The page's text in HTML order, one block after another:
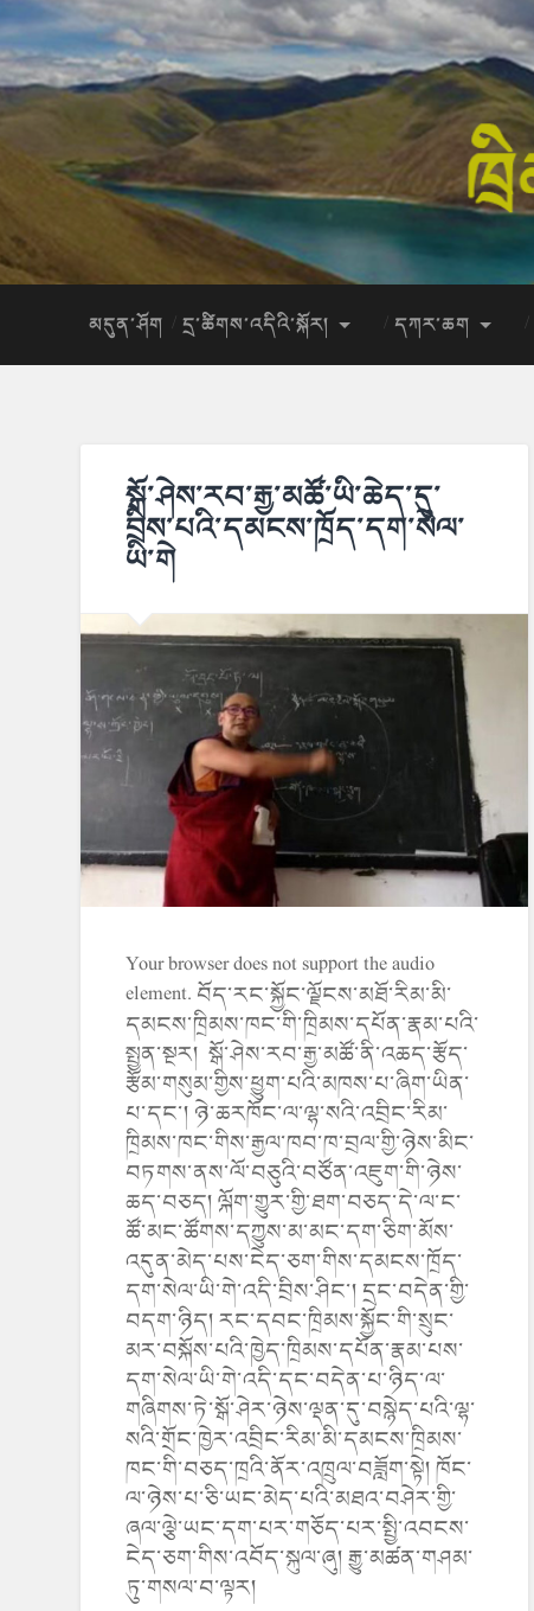
མདུན་ཤོག དྲ་ཚིགས་འདིའི་སྐོར། དཀར་ཆག
སྒོ་ཤེས་རབ་རྒྱ་མཚོ་ཡི་ཆེད་དུ་
བྲིས་པའི་དམངས་ཁྲོད་དག་སེལ་
ཡི་གེ
Your browser does not support the audio
element. བོད་རང་སྐྱོང་ལྗོངས་མཐོ་རིམ་མི་
དམངས་ཁྲིམས་ཁང་གི་ཁྲིམས་དཔོན་རྣམ་པའི་
སྤྱན་སྔར། སྒོ་ཤེས་རབ་རྒྱ་མཚོ་ནི་འཆད་རྩོད་
རྩོམ་གསུམ་གྱིས་ཕྱུག་པའི་མཁས་པ་ཞིག་ཡིན་
པ་དང་། ཉེ་ཆརཁོང་ལ་ལྷ་སའི་འབྲིང་རིམ་
ཁྲིམས་ཁང་གིས་རྒྱལ་ཁབ་ཁ་བྲལ་གྱི་ཉེས་མིང་
བཏགས་ནས་ལོ་བཅུའི་བཙོན་འཇུག་གི་ཉེས་
ཆད་བཅད། ལྐོག་གྱུར་གྱི་ཐག་བཅད་དེ་ལ་ང་
ཚོ་མང་ཚོགས་དཀྱུས་མ་མང་དག་ཅིག་མོས་
འདུན་མེད་པས་ངེད་ཅག་གིས་དམངས་ཁྲོད་
དག་སེལ་ཡི་གེ་འདི་བྲིས་ཤིང་། དྲང་བདེན་གྱི་
བདག་ཉིད། རང་དབང་ཁྲིམས་སྐྱོང་གི་སྲུང་
མར་བསྐོས་པའི་ཁྱེད་ཁྲིམས་དཔོན་རྣམ་པས་
དག་སེལ་ཡི་གེ་འདི་དང་བདེན་པ་ཉིད་ལ་
གཞིགས་ཏེ་སྒོ་ཤེར་ཉེས་ལྡན་དུ་བསྙེད་པའི་ལྷ་
སའི་གྲོང་ཁྱེར་འབྲིང་རིམ་མི་དམངས་ཁྲིམས་
ཁང་གི་བཅད་ཁྲའི་ནོར་འཁྲུལ་བཟློག་སྟེ། ཁོང་
ལ་ཉེས་པ་ཅི་ཡང་མེད་པའི་མཐའ་བཤེར་གྱི་
ཞལ་ལྕེ་ཡང་དག་པར་གཅོད་པར་སྤྱི་འབངས་
ངེད་ཅག་གིས་འབོད་སྐུལ་ཞུ། རྒྱུ་མཚན་གཤམ་
ཏུ་གསལ་བ་ལྟར།